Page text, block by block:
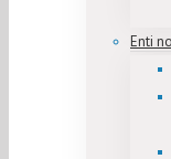
Enti